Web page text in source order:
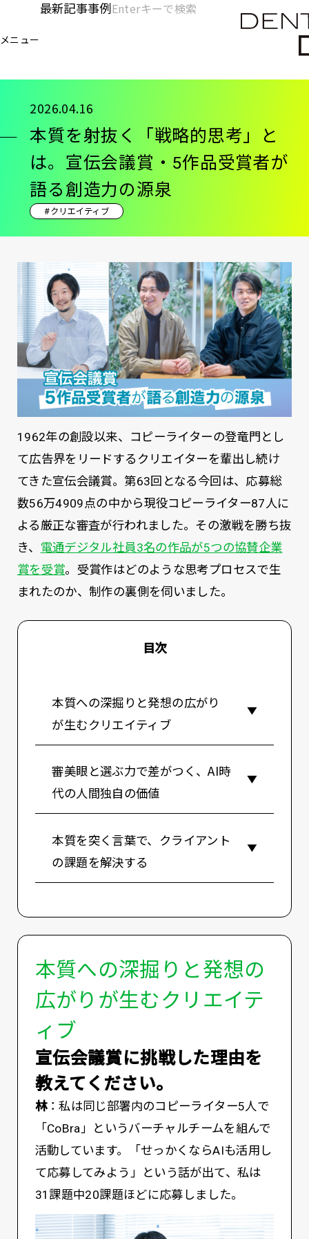
ン
ン
ツ
メニュー
[KC]
メ
イ
最新記事事例
検
索
本
本質を射抜く「戦略的思考」と
は。宣伝会議賞・5作品受賞者が
語る創造力の源泉
2026.04.16
#クリエイティブ
1962年の創設以来、コピーライターの登竜門とし
て広告界をリードするクリエイターを輩出し続け
てきた宣伝会議賞。第63回となる今回は、応募総
数56万4909点の中から現役コピーライター87人に
よる厳正な審査が行われました。その激戦を勝ち抜
き、 電通デジタル社員3名の作品が5つの協賛企業
賞を受賞。受賞作はどのような思考プロセスで生
まれたのか、制作の裏側を伺いました。
目次
本質への深掘りと発想の広がり
が生むクリエイティブ
審美眼と選ぶ力で差がつく、AI時
代の人間独自の価値
本質を突く言葉で、クライアント
の課題を解決する
本質への深掘りと発想の
広がりが生むクリエイテ
ィブ
――宣伝会議賞に挑戦した理由を
教えてください。
林：私は同じ部署内のコピーライター5人で
「CoBra」というバーチャルチームを組んで
活動しています。「せっかくならAIも活用し
て応募してみよう」という話が出て、私は
31課題中20課題ほどに応募しました。